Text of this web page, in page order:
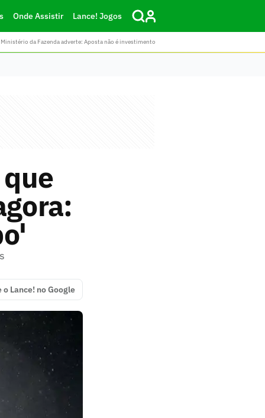
Onde Assistir Lance! Jogos
da Fazenda adverte: Aposta não é investimento
o Lance! no Google